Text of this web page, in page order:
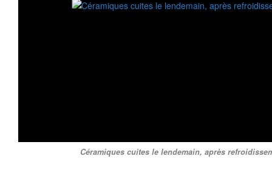
Céramiques cuites le lendemain, après